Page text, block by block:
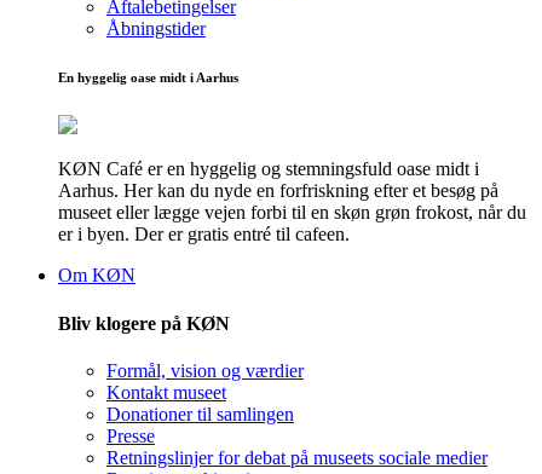
Aftalebetingelser
Åbningstider
En hyggelig oase midt i Aarhus
KØN Café er en hyggelig og stemningsfuld oase midt i
Aarhus. Her kan du nyde en forfriskning efter et besøg på
museet eller lægge vejen forbi til en skøn grøn frokost, når du
er i byen. Der er gratis entré til cafeen.
Om KØN
Bliv klogere på KØN
Formål, vision og værdier
Kontakt museet
Donationer til samlingen
Presse
Retningslinjer for debat på museets sociale medier